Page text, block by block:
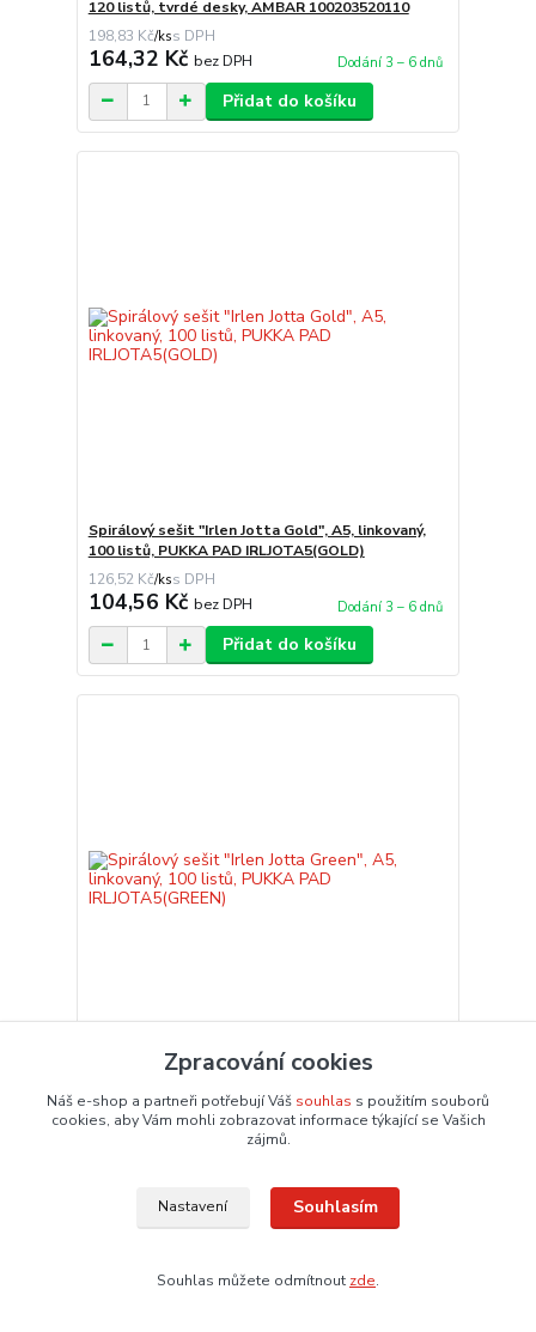
120 listů, tvrdé desky, AMBAR 100203520110
198,83 Kč/ks
164,32 Kč bez DPH Dodání 3 – 6 dnů
Přidat do košíku
Spirálový sešit "Irlen Jotta Gold", A5, linkovaný,
100 listů, PUKKA PAD IRLJOTA5(GOLD)
126,52 Kč/ks
104,56 Kč bez DPH Dodání 3 – 6 dnů
Přidat do košíku
Spirálový sešit "Irlen Jotta Green", A5, linkovaný,
100 listů, PUKKA PAD IRLJOTA5(GREEN)
126,52 Kč/ks
bez DPH
Přidat do košíku
Zpracování cookies
Náš e-shop a partneři potřebují Váš souhlas s použitím souborů
cookies, aby Vám mohli zobrazovat informace týkající se Vašich
zájmů.
Nastavení Souhlasím
Souhlas můžete odmítnout zde.